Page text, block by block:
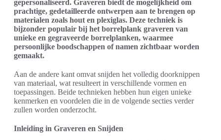
gepersonaliseerd. Graveren biedt de mogelijkheid om
prachtige, gedetailleerde ontwerpen aan te brengen op
materialen zoals hout en plexiglas. Deze techniek is
bijzonder populair bij het borrelplank graveren van
unieke en gegraveerde borrelplanken, waarmee
persoonlijke boodschappen of namen zichtbaar worden
gemaakt.
Aan de andere kant omvat snijden het volledig doorknippen
van materiaal, wat resulteert in verschillende vormen en
toepassingen. Beide technieken hebben hun eigen unieke
kenmerken en voordelen die in de volgende secties verder
zullen worden onderzocht.
Inleiding in Graveren en Snijden